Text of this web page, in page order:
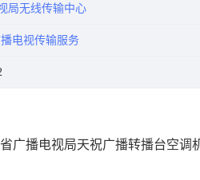
局无线传输中心
电视传输服务
广播电视局天祝广播转播台空调